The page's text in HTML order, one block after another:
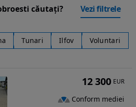
căutați? Vezi filtrele
Tunari Ilfov Voluntari
12 300 EUR
Conform mediei